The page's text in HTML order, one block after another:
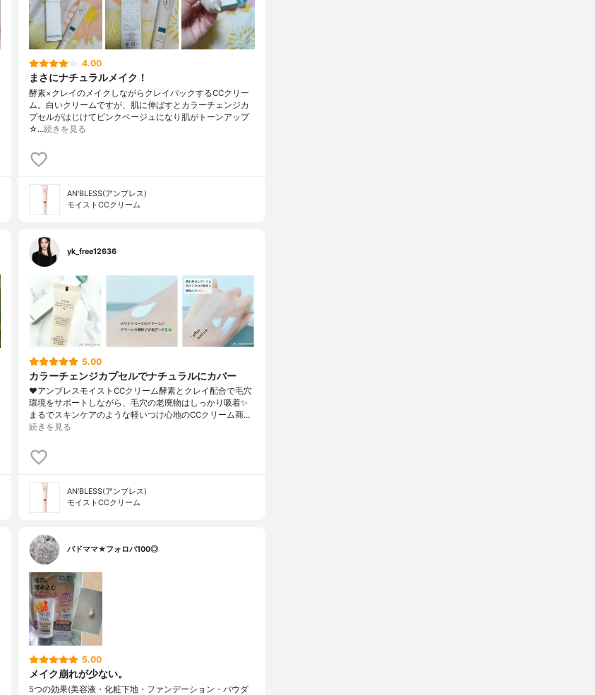
4.00
まさにナチュラルメイク！
酵素×クレイのメイクしながらクレイパックするCCクリー
ム。白いクリームですが、肌に伸ばすとカラーチェンジカ
プセルがはじけてピンクベージュになり肌がトーンアップ
☆…続きを見る
AN'BLESS(アンブレス)
モイストCCクリーム
yk_free12636
5.00
カラーチェンジカプセルでナチュラルにカバー
❤︎アンブレスモイストCCクリーム酵素とクレイ配合で毛穴
環境をサポートしながら、毛穴の老廃物はしっかり吸着✨
まるでスキンケアのような軽いつけ心地のCCクリーム商…
続きを見る
AN'BLESS(アンブレス)
モイストCCクリーム
バドママ★フォロバ100◎
5.00
メイク崩れが少ない。
5つの効果(美容液・化粧下地・ファンデーション・パウダ